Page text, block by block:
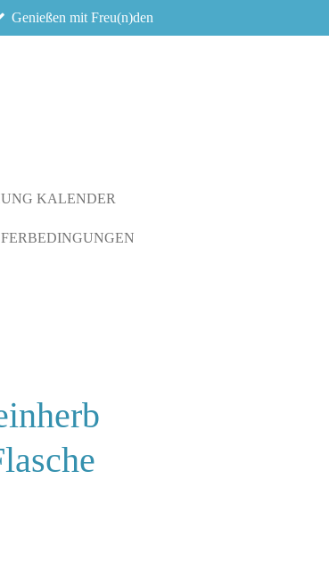
Genießen mit Freu(n)den
KALENDER